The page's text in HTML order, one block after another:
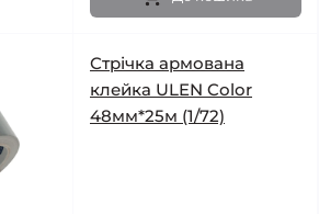
Стрічка армована
клейка ULEN Color
48мм*25м (1/72)